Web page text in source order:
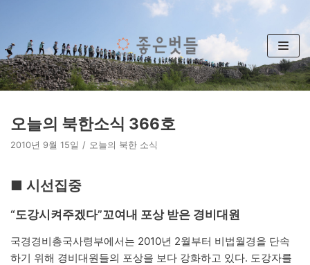
츠
로
건
뛰
기
오늘의 북한소식 366호
2010년 9월 15일 오늘의 북한 소식
■ 시선집중
“도강시켜주겠다”꼬여내 포상 받은 경비대원
국경경비총국사령부에서는 2010년 2월부터 비법월경을 단속
하기 위해 경비대원들의 포상을 보다 강화하고 있다. 도강자를